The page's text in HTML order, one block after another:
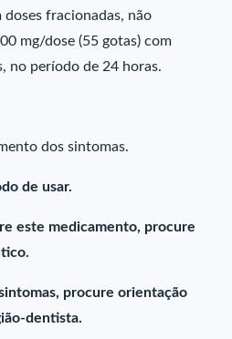
doses fracionadas, não
mg/dose (55 gotas) com
no período de 24 horas.
dos sintomas.
de usar.
este medicamento, procure
procure orientação
dentista.